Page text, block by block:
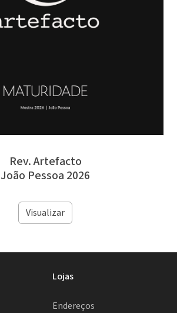
Rev. Artefacto
João Pessoa 2026
Visualizar
Lojas
Endereços